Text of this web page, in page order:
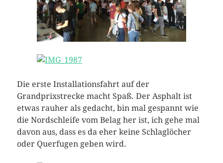
Die erste Installationsfahrt auf der
Grandprixstrecke macht Spaß. Der Asphalt ist
etwas rauher als gedacht, bin mal gespannt wie
die Nordschleife vom Belag her ist, ich gehe mal
davon aus, dass es da eher keine Schlaglöcher
oder Querfugen geben wird.